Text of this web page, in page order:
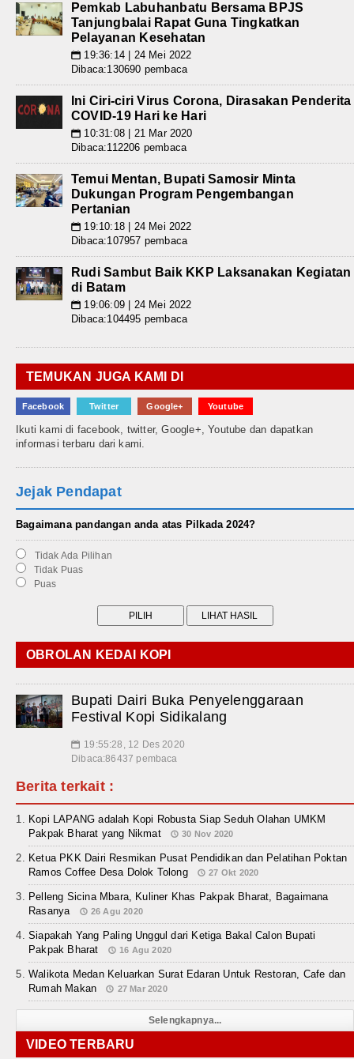
Pemkab Labuhanbatu Bersama BPJS
Tanjungbalai Rapat Guna Tingkatkan
Pelayanan Kesehatan
📅 19:36:14 | 24 Mei 2022
Dibaca:130690 pembaca
Ini Ciri-ciri Virus Corona, Dirasakan Penderita
COVID-19 Hari ke Hari
📅 10:31:08 | 21 Mar 2020
Dibaca:112206 pembaca
Temui Mentan, Bupati Samosir Minta
Dukungan Program Pengembangan
Pertanian
📅 19:10:18 | 24 Mei 2022
Dibaca:107957 pembaca
Rudi Sambut Baik KKP Laksanakan Kegiatan
di Batam
📅 19:06:09 | 24 Mei 2022
Dibaca:104495 pembaca
TEMUKAN JUGA KAMI DI
Facebook Twitter Google+ Youtube
Ikuti kami di facebook, twitter, Google+, Youtube dan dapatkan
informasi terbaru dari kami.
Jejak Pendapat
Bagaimana pandangan anda atas Pilkada 2024?
Tidak Ada Pilihan
Tidak Puas
Puas
OBROLAN KEDAI KOPI
Bupati Dairi Buka Penyelenggaraan
Festival Kopi Sidikalang
📅 19:55:28, 12 Des 2020
Dibaca:86437 pembaca
Berita terkait :
Kopi LAPANG adalah Kopi Robusta Siap Seduh Olahan UMKM
Pakpak Bharat yang Nikmat
30 Nov 2020
Ketua PKK Dairi Resmikan Pusat Pendidikan dan Pelatihan Poktan
Ramos Coffee Desa Dolok Tolong
27 Okt 2020
Pelleng Sicina Mbara, Kuliner Khas Pakpak Bharat, Bagaimana
Rasanya
26 Agu 2020
Siapakah Yang Paling Unggul dari Ketiga Bakal Calon Bupati
Pakpak Bharat
16 Agu 2020
Walikota Medan Keluarkan Surat Edaran Untuk Restoran, Cafe dan
Rumah Makan
27 Mar 2020
Selengkapnya...
VIDEO TERBARU